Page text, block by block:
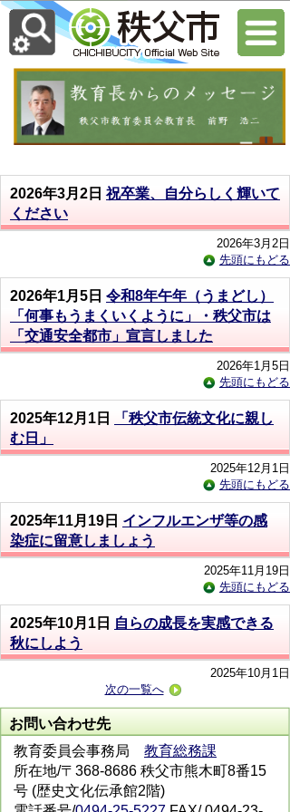
2026年3月2日祝卒業、自分らしく輝いて
ください
2026年3月2日
先頭にもどる
2026年1月5日 令和8年午年（うまどし）
「何事もうまくいくように」・秩父市は
「交通安全都市」宣言しました
2026年1月5日
先頭にもどる
2025年12月1日
「秩父市伝統文化に親し
む日」
2025年12月1日
先頭にもどる
2025年11月19日 インフルエンザ等の感
染症に留意しましょう
2025年11月19日
先頭にもどる
2025年10月1日 自らの成長を実感できる
秋にしよう
2025年10月1日
次の一覧へ
お問い合わせ先
教育委員会事務局 教育総務課
所在地/〒368-8686 秩父市熊木町8番15
号 (歴史文化伝承館2階)